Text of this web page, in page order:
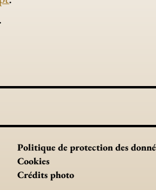
.
Politique de protection des
Cookies
Crédits photo